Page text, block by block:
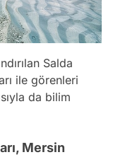
Salda
ile görenleri
da bilim
Mersin